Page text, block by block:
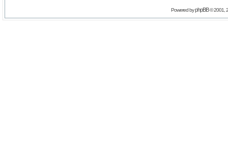
Powered byphpBB© 2001,